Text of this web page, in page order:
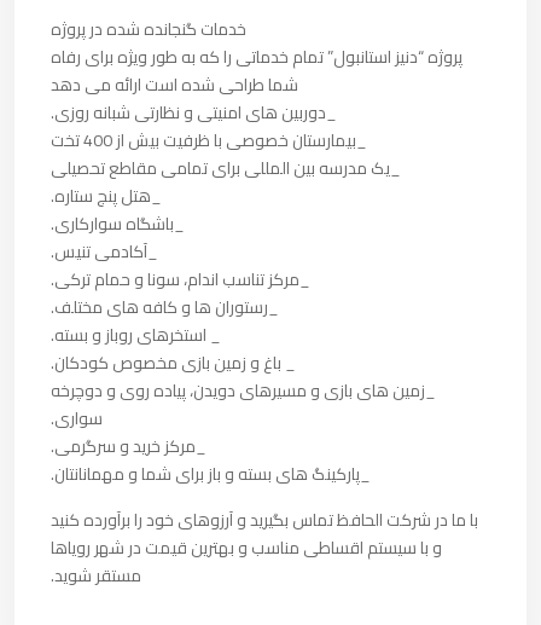
خدمات گنجانده شده در پروژه
پروژه “دنیز استانبول” تمام خدماتی را که به طور ویژه برای رفاه
شما طراحی شده است ارائه می دهد
_دوربین های امنیتی و نظارتی شبانه روزی.
_بیمارستان خصوصی با ظرفیت بیش از 400 تخت
_یک مدرسه بین المللی برای تمامی مقاطع تحصیلی
_هتل پنج ستاره.
_باشگاه سوارکاری.
_آکادمی تنیس.
_مرکز تناسب اندام، سونا و حمام ترکی.
_رستوران ها و کافه های مختلف.
_ استخرهای روباز و بسته.
_ باغ و زمین بازی مخصوص کودکان.
_زمین های بازی و مسیرهای دویدن، پیاده روی و دوچرخه
سواری.
_مرکز خرید و سرگرمی.
_پارکینگ های بسته و باز برای شما و مهمانانتان.
با ما در شرکت الحافظ تماس بگیرید و آرزوهای خود را برآورده کنید
و با سیستم اقساطی مناسب و بهترین قیمت در شهر رویاها
مستقر شوید.